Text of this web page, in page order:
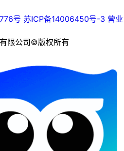
号 苏ICP备14006450号-3 营业
限公司©版权所有